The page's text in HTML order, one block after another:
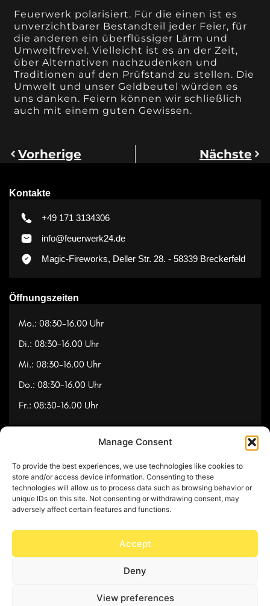
Manage Consent
To provide the best experiences, we use technologies like cookies to
store and/or access device information. Consenting to these
technologies will allow us to process data such as browsing behavior or
unique IDs on this site. Not consenting or withdrawing consent, may
adversely affect certain features and functions.
Accept
Deny
View preferences
Feuerwerk polarisiert. Für die einen ist es
unverzichtbarer Bestandteil jeder Feier, für
die anderen ein überflüssiger Lärm und
Umweltfrevel. Vielleicht ist es an der Zeit,
über Alternativen nachzudenken und
Traditionen auf den Prüfstand zu stellen. Die
Umwelt und unser Geldbeutel würden es
uns danken. Feiern können wir schließlich
auch mit einem guten Gewissen.
Vorherige Nächste
Kontakte
+49 171 3134306
info@feuerwerk24.de
Magic-Fireworks, Deller Str. 28. - 58339 Breckerfeld
Öffnungszeiten
Mo.: 08:30-16.00 Uhr
Di.: 08:30-16.00 Uhr
Mi.: 08:30-16.00 Uhr
Do.: 08:30-16.00 Uhr
Fr.: 08:30-16.00 Uhr
Referenzen
Videos
Über uns
Kontakt
© Copyright 2025 by Feuerwerk24